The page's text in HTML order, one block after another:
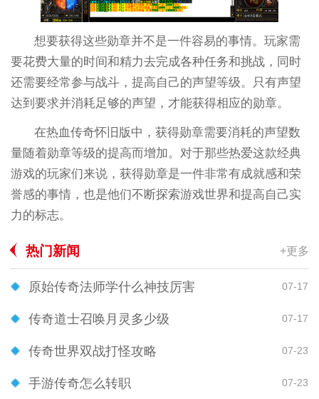
想要获得这些勋章并不是一件容易的事情。玩家需
要花费大量的时间和精力去完成各种任务和挑战，同时
还需要经常参与战斗，提高自己的声望等级。只有声望
达到要求并消耗足够的声望，才能获得相应的勋章。
在热血传奇怀旧版中，获得勋章需要消耗的声望数
量随着勋章等级的提高而增加。对于那些热爱这款经典
游戏的玩家们来说，获得勋章是一件非常有成就感和荣
誉感的事情，也是他们不断探索游戏世界和提高自己实
力的标志。
热门新闻 +更多
原始传奇法师学什么神技厉害 07-17
传奇道士召唤月灵多少级 07-17
传奇世界双战打怪攻略 07-23
手游传奇怎么转职 07-23